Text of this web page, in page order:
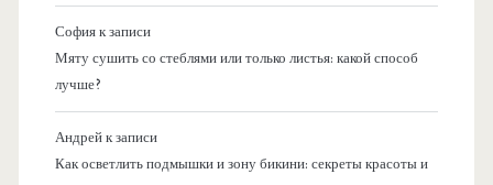
Софияк записи
Мяту сушить со стеблями или только листья: какой способ
лучше?
Андрейк записи
Как осветлить подмышки и зону бикини: секреты красоты и